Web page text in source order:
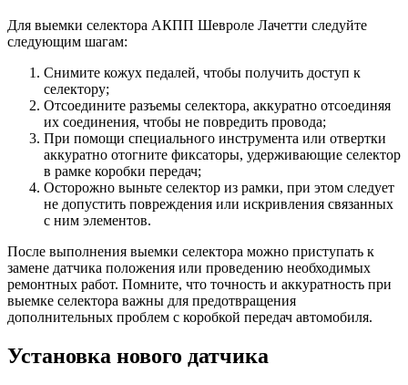
Для выемки селектора АКПП Шевроле Лачетти следуйте
следующим шагам:
Снимите кожух педалей, чтобы получить доступ к
селектору;
Отсоедините разъемы селектора, аккуратно отсоединяя
их соединения, чтобы не повредить провода;
При помощи специального инструмента или отвертки
аккуратно отогните фиксаторы, удерживающие селектор
в рамке коробки передач;
Осторожно выньте селектор из рамки, при этом следует
не допустить повреждения или искривления связанных
с ним элементов.
После выполнения выемки селектора можно приступать к
замене датчика положения или проведению необходимых
ремонтных работ. Помните, что точность и аккуратность при
выемке селектора важны для предотвращения
дополнительных проблем с коробкой передач автомобиля.
Установка нового датчика